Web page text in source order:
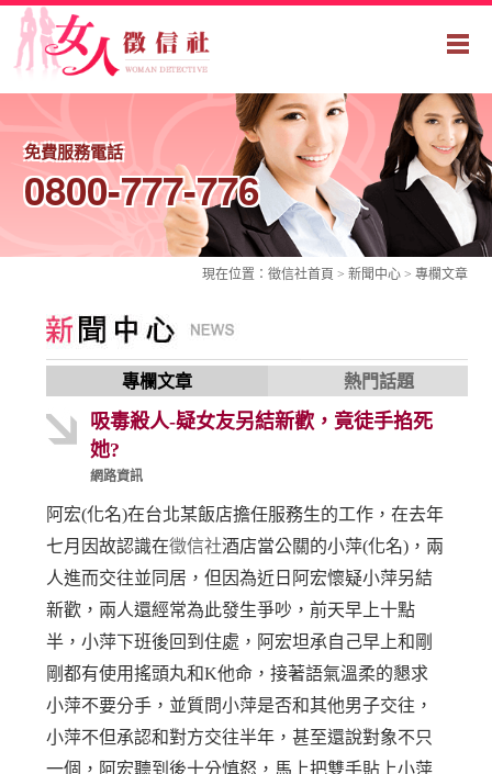
免費服務電話
0800-777-776
現在位置： 徵信社首頁 > 新聞中心 > 專欄文章
專欄文章 熱門話題
吸毒殺人-疑女友另結新歡，竟徒手掐死
她?
網路資訊
阿宏(化名)在台北某飯店擔任服務生的工作，在去年
七月因故認識在徵信社酒店當公關的小萍(化名)，兩
人進而交往並同居，但因為近日阿宏懷疑小萍另結
新歡，兩人還經常為此發生爭吵，前天早上十點
半，小萍下班後回到住處，阿宏坦承自己早上和剛
剛都有使用搖頭丸和K他命，接著語氣溫柔的懇求
小萍不要分手，並質問小萍是否和其他男子交往，
小萍不但承認和對方交往半年，甚至還說對象不只
一個，阿宏聽到後十分慎怒，馬上把雙手貼上小萍